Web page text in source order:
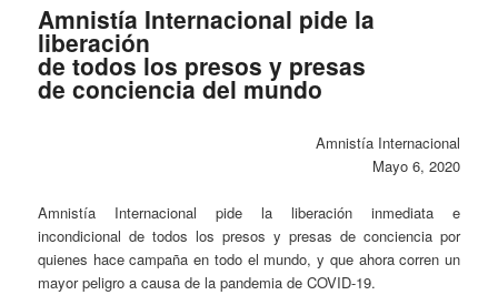
Amnistía Internacional pide la
liberación
de todos los presos y presas
de conciencia del mundo
Amnistía Internacional
Mayo 6, 2020
Amnistía Internacional pide la liberación inmediata e
incondicional de todos los presos y presas de conciencia por
quienes hace campaña en todo el mundo, y que ahora corren un
mayor peligro a causa de la pandemia de COVID-19.